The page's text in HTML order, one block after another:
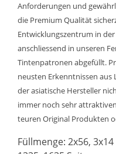
Anforderungen und
die Premium Qualität
Entwicklungszentrum in
anschliessend in unseren
Tintenpatronen abgefüllt.
neusten Erkenntnissen
der asiatische Hersteller
immer noch sehr
teuren Original Produkten
Füllmenge: 2x56,